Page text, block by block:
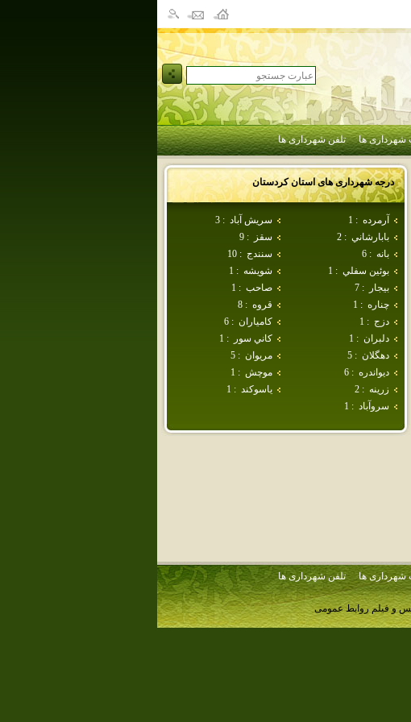
شهرداری ها تلفن شهرداری ها
درجه شهرداری های استانكردستان
آرمرده :
1 سريش آباد :
3
بابارشاني :
2 سقز :
9
بانه :
6 سنندج :
10
بوئين سفلي :
1 شويشه :
1
بيجار
:
7 صاحب :
1
چناره :
1 قروه :
8
دزج :
1 كامياران :
6
دلبران :
1 كاني سور :
1
دهگلان :
5 مريوان :
5
ديواندره :
6 موچش :
1
زرينه :
2 ياسوكند :
1
سروآباد :
1
شهرداری ها تلفن شهرداری ها
و فیلم روابط عمومی